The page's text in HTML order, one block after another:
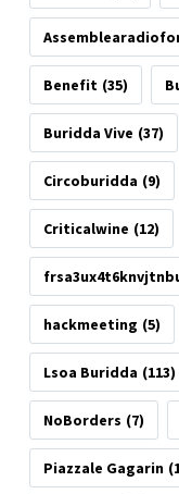
Benefit (35)
Buridda Vive (37)
Circoburidda (9)
Criticalwine (12)
hackmeeting (5)
Lsoa Buridda (113)
NoBorders (7)
Piazzale Gagarin